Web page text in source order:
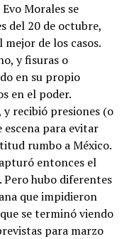
Morales se
del 20 de octubre,
de los casos.
y fisuras o
en su propio
en el poder.
recibió presiones (o
escena para evitar
rumbo a México.
entonces el
Pero hubo diferentes
que impidieron
se terminó viendo
para marzo